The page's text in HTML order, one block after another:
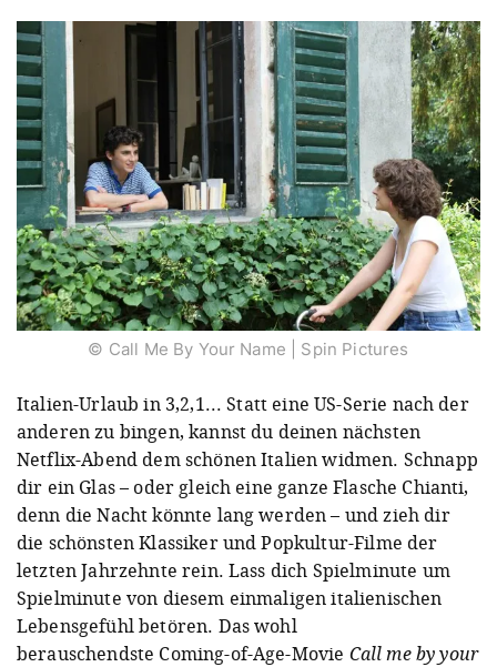
© Call Me By Your Name | Spin Pictures
Italien-Urlaub in 3,2,1... Statt eine US-Serie nach der
anderen zu bingen, kannst du deinen nächsten
Netflix-Abend dem schönen Italien widmen. Schnapp
dir ein Glas – oder gleich eine ganze Flasche Chianti,
denn die Nacht könnte lang werden – und zieh dir
die schönsten Klassiker und Popkultur-Filme der
letzten Jahrzehnte rein. Lass dich Spielminute um
Spielminute von diesem einmaligen italienischen
Lebensgefühl betören. Das wohl
berauschendste Coming-of-Age-Movie Call me by your